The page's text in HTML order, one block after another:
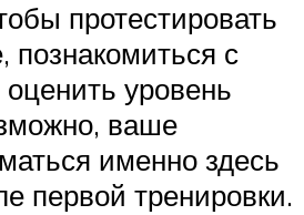
протестировать
познакомиться с
уровень
ваше
именно здесь
первой тренировки.